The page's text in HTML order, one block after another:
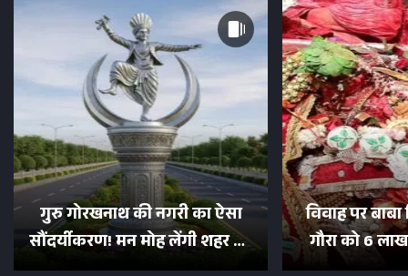
गुरु गोरखनाथ की नगरी का ऐसा
सौंदर्यीकरण! मन मोह लेंगी शहर की
विवाह पर
गौरा को 6